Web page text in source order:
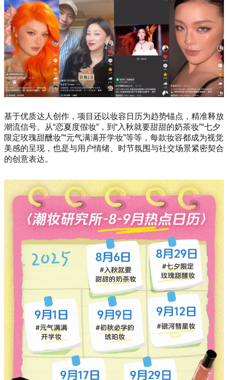
基于优质达人创作，项目还以妆容日历为趋势锚点，精准释放
潮流信号。从“恋夏度假妆”，到“入秋就要甜甜的奶茶妆”“七夕
限定玫瑰甜醺妆”“元气满满开学妆”等等，每款妆容都成为视觉
美感的呈现，也是与用户情绪、时节氛围与社交场景紧密契合
的创意表达。